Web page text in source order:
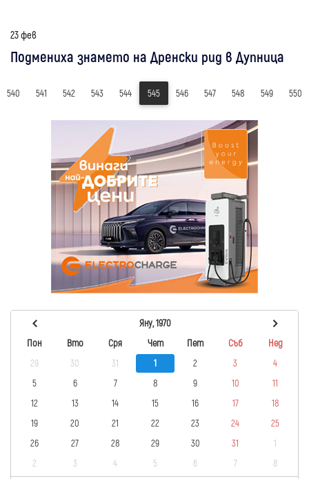
23 фев
Подмениха знамето на Дренски рид в Дупница
540 541 542 543 544 545 546 547 548 549 550
Яну, 1970
Пон
Вто Сря Чет Пет Съб
Нед
29
30 31 1 2 3
4
5
6 7 8 9 10
11
12
13 14 15 16 17
18
19
20 21 22 23 24
25
26
27 28 29 30 31
1
2
3 4 5 6 7 8